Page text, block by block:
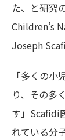
た、と研究
Children’s
Joseph
「多くの
り、その多
す」Scafidi
れている分